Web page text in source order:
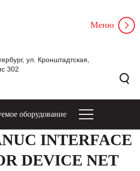
ул. Кронштадтская,
302
Меню
оборудование
INTERFACE
DEVICE NET